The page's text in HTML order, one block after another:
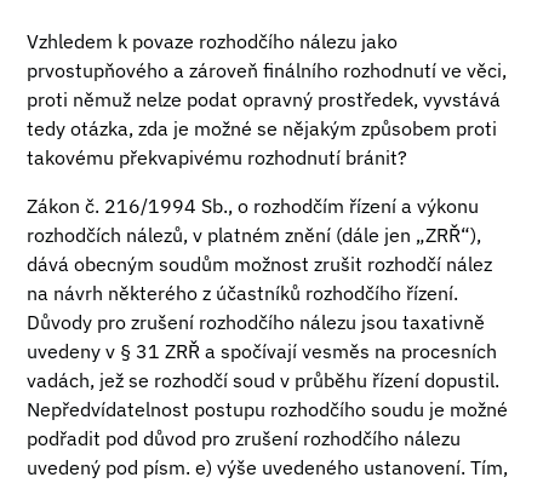
Vzhledem k povaze rozhodčího nálezu jako
prvostupňového a zároveň finálního rozhodnutí ve věci,
proti němuž nelze podat opravný prostředek, vyvstává
tedy otázka, zda je možné se nějakým způsobem proti
takovému překvapivému rozhodnutí bránit?
Zákon č. 216/1994 Sb., o rozhodčím řízení a výkonu
rozhodčích nálezů, v platném znění (dále jen „ZRŘ“),
dává obecným soudům možnost zrušit rozhodčí nález
na návrh některého z účastníků rozhodčího řízení.
Důvody pro zrušení rozhodčího nálezu jsou taxativně
uvedeny v § 31 ZRŘ a spočívají vesměs na procesních
vadách, jež se rozhodčí soud v průběhu řízení dopustil.
Nepředvídatelnost postupu rozhodčího soudu je možné
podřadit pod důvod pro zrušení rozhodčího nálezu
uvedený pod písm. e) výše uvedeného ustanovení. Tím,